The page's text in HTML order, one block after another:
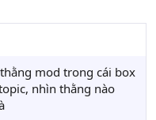
mod trong cái box
nhìn thằng nào